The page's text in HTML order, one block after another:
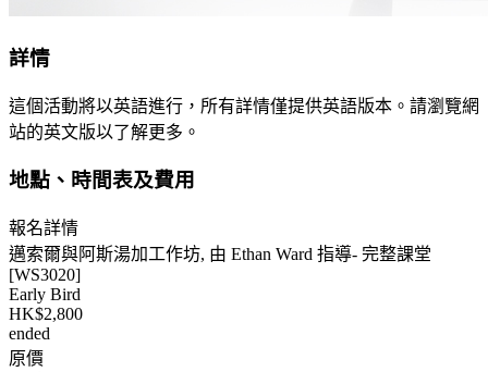
詳情
這個活動將以英語進行，所有詳情僅提供英語版本。請瀏覽網
站的英文版以了解更多。
地點、時間表及費用
報名詳情
邁索爾與阿斯湯加工作坊, 由 Ethan Ward 指導- 完整課堂
[WS3020]
Early Bird
HK$2,800
ended
原價